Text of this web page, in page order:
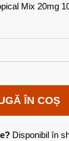
Mix 20mg
ÎN COȘ
Disponibil în